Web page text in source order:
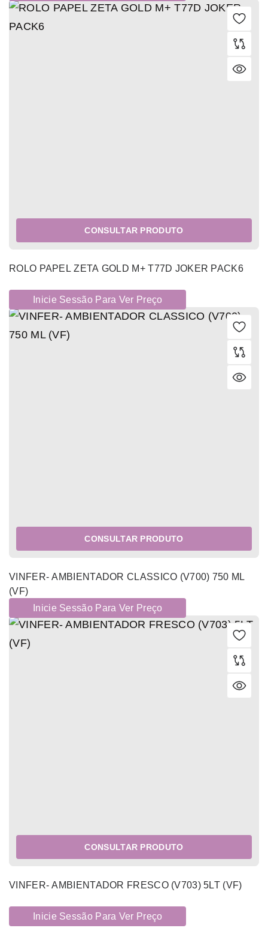
CONSULTAR PRODUTO
ROLO PAPEL ZETA GOLD M+ T77D JOKER PACK6
Inicie Sessão Para Ver Preço
CONSULTAR PRODUTO
VINFER- AMBIENTADOR CLASSICO (V700) 750 ML
(VF)
Inicie Sessão Para Ver Preço
CONSULTAR PRODUTO
VINFER- AMBIENTADOR FRESCO (V703) 5LT (VF)
Inicie Sessão Para Ver Preço